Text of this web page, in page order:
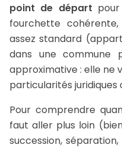
point de départ
fourchette
assez standard
dans une commune
approximative : elle ne
particularités juridiques
Pour comprendre
faut aller plus loin
succession,